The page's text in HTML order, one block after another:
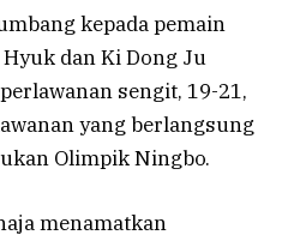
kepada pemain
dan Ki Dong Ju
sengit, 19-21,
yang berlangsung
Olimpik Ningbo.
menamatkan